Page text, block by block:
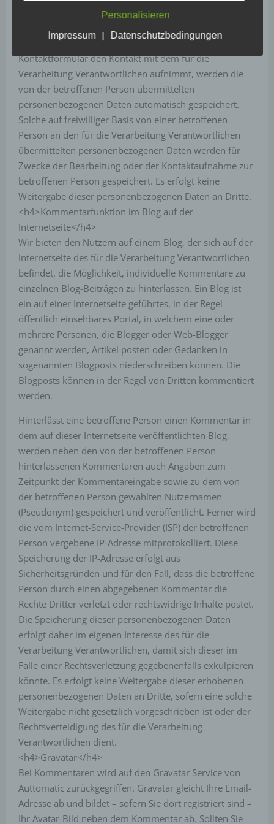
ebenfalls eine allgemeine Adresse der sogenannten
eine betroffene Person per E-Mail oder über ein
Kontaktformular den Kontakt mit dem für die
Verarbeitung Verantwortlichen aufnimmt, werden die
von der betroffenen Person übermittelten
personenbezogenen Daten automatisch gespeichert.
Solche auf freiwilliger Basis von einer betroffenen
Person an den für die Verarbeitung Verantwortlichen
übermittelten personenbezogenen Daten werden für
Zwecke der Bearbeitung oder der Kontaktaufnahme zur
betroffenen Person gespeichert. Es erfolgt keine
Weitergabe dieser personenbezogenen Daten an Dritte.
<h4>Kommentarfunktion im Blog auf der
Internetseite</h4>
Wir bieten den Nutzern auf einem Blog, der sich auf der
Internetseite des für die Verarbeitung Verantwortlichen
befindet, die Möglichkeit, individuelle Kommentare zu
einzelnen Blog-Beiträgen zu hinterlassen. Ein Blog ist
ein auf einer Internetseite geführtes, in der Regel
öffentlich einsehbares Portal, in welchem eine oder
mehrere Personen, die Blogger oder Web-Blogger
genannt werden, Artikel posten oder Gedanken in
sogenannten Blogposts niederschreiben können. Die
Blogposts können in der Regel von Dritten kommentiert
werden.
Hinterlässt eine betroffene Person einen Kommentar in
dem auf dieser Internetseite veröffentlichten Blog,
werden neben den von der betroffenen Person
hinterlassenen Kommentaren auch Angaben zum
Zeitpunkt der Kommentareingabe sowie zu dem von
der betroffenen Person gewählten Nutzernamen
(Pseudonym) gespeichert und veröffentlicht. Ferner wird
die vom Internet-Service-Provider (ISP) der betroffenen
Person vergebene IP-Adresse mitprotokolliert. Diese
Speicherung der IP-Adresse erfolgt aus
Sicherheitsgründen und für den Fall, dass die betroffene
Person durch einen abgegebenen Kommentar die
Rechte Dritter verletzt oder rechtswidrige Inhalte postet.
Die Speicherung dieser personenbezogenen Daten
erfolgt daher im eigenen Interesse des für die
Verarbeitung Verantwortlichen, damit sich dieser im
Falle einer Rechtsverletzung gegebenenfalls exkulpieren
könnte. Es erfolgt keine Weitergabe dieser erhobenen
personenbezogenen Daten an Dritte, sofern eine solche
Weitergabe nicht gesetzlich vorgeschrieben ist oder der
Rechtsverteidigung des für die Verarbeitung
Verantwortlichen dient.
<h4>Gravatar</h4>
Bei Kommentaren wird auf den Gravatar Service von
Auttomatic zurückgegriffen. Gravatar gleicht Ihre Email-
Adresse ab und bildet – sofern Sie dort registriert sind –
Ihr Avatar-Bild neben dem Kommentar ab. Sollten Sie
Kennung des Cookies. Sie besteht aus einer
Server dem konkreten Internetbrowser zugeordnet
wurde. Dies ermöglicht es den besuchten
Internetseiten und Servern, den individuellen
Browser der betroffenen Person von anderen
Internetbrowsern, die andere Cookies enthalten,
zu unterscheiden. Ein bestimmter Internetbrowser
kann über die eindeutige Cookie-ID wiedererkannt
und identifiziert werden.
Durch den Einsatz von Cookies kann den Nutzern
dieser Internetseite nutzerfreundlichere Services
bereitstellen, die ohne die Cookie-Setzung nicht
möglich wären.
Mittels eines Cookies können die Informationen
und Angebote auf unserer Internetseite im Sinne
des Benutzers optimiert werden. Cookies
ermöglichen uns, wie bereits erwähnt, die
Benutzer unserer Internetseite wiederzuerkennen.
Zweck dieser Wiedererkennung ist es, den
Nutzern die Verwendung unserer Internetseite zu
erleichtern. Der Benutzer einer Internetseite, die
Cookies verwendet, muss beispielsweise nicht bei
jedem Besuch der Internetseite erneut seine
Zugangsdaten eingeben, weil dies von der
Internetseite und dem auf dem Computersystem
des Benutzers abgelegten Cookie übernommen
wird. Ein weiteres Beispiel ist das Cookie eines
Warenkorbes im Online-Shop. Der Online-Shop
merkt sich die Artikel, die ein Kunde in den
Die betroffene Person kann die Setzung von
Cookies durch unsere Internetseite jederzeit
genutzten Internetbrowsers verhindern und damit
der Setzung von Cookies dauerhaft
widersprechen. Ferner können bereits gesetzte
Cookies jederzeit über einen Internetbrowser oder
andere Softwareprogramme gelöscht werden. Dies
ist in allen gängigen Internetbrowsern möglich.
Deaktiviert die betroffene Person die Setzung von
Cookies in dem genutzten Internetbrowser, sind
unter Umständen nicht alle Funktionen unserer
Internetseite vollumfänglich nutzbar.
Erfassung von allgemeinen Daten und
Die Internetseite erfasst mit jedem Aufruf der
Internetseite durch eine betroffene Person oder ein
automatisiertes System eine Reihe von allgemeinen
Daten und Informationen. Diese allgemeinen Daten und
Informationen werden in den Logfiles des Servers
gespeichert. Erfasst werden können die (1)
verwendeten Browsertypen und Versionen, (2) das
vom zugreifenden System verwendete
Betriebssystem, (3) die Internetseite, von welcher ein
zugreifendes System auf unsere Internetseite gelangt
(sogenannte Referrer), (4) die Unterwebseiten, welche
über ein zugreifendes System auf unserer Internetseite
angesteuert werden, (5) das Datum und die Uhrzeit
eines Zugriffs auf die Internetseite, (6) eine Internet-
Protokoll-Adresse (IP-Adresse), (7) der Internet-
Service-Provider des zugreifenden Systems und (8)
sonstige ähnliche Daten und Informationen, die der
Gefahrenabwehr im Falle von Angriffen auf unsere
Personalisieren
Impressum | Datenschutzbedingungen